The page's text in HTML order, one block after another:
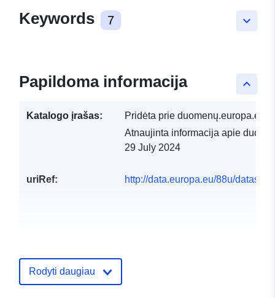
keyboard_arrow_down
Keywords 7
keyboard_arrow_up
Papildoma informacija
Katalogo įrašas: Pridėta prie duomenų.europa.eu:
Atnaujinta informacija apie
29 July 2024
uriRef: http://data.europa.eu/88u/dataset/
Rodyti daugiau